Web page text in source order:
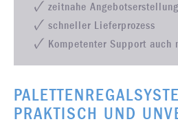
zeitnahe Angebotserstellung
schneller Lieferprozess
Kompetenter Support auch
PRAKTISCH UND